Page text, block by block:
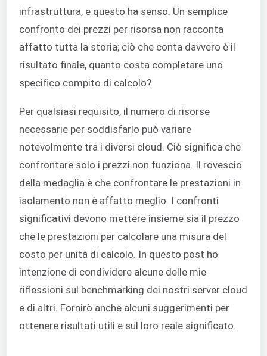
infrastruttura, e questo ha senso. Un semplice
confronto dei prezzi per risorsa non racconta
affatto tutta la storia; ciò che conta davvero è il
risultato finale, quanto costa completare uno
specifico compito di calcolo?
Per qualsiasi requisito, il numero di risorse
necessarie per soddisfarlo può variare
notevolmente tra i diversi cloud. Ciò significa che
confrontare solo i prezzi non funziona. Il rovescio
della medaglia è che confrontare le prestazioni in
isolamento non è affatto meglio. I confronti
significativi devono mettere insieme sia il prezzo
che le prestazioni per calcolare una misura del
costo per unità di calcolo. In questo post ho
intenzione di condividere alcune delle mie
riflessioni sul benchmarking dei nostri server cloud
e di altri. Fornirò anche alcuni suggerimenti per
ottenere risultati utili e sul loro reale significato.